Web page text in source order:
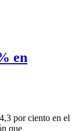
en
por ciento en el
que